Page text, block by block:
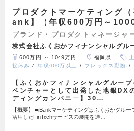
プロダクトマーケティング
ank】（年収600万円～1000
ブランド・プロダクトマネージャ
株式会社ふくおかフィナンシャルグル
600万円 ～ 1049万円 福岡県
祝休み
年収600万以上 フレックス勤務
【ふくおかフィナンシャルグループ
ベンチャーとして出発した地銀DX
ディングカンパニー】30…
【概要】 ■iBankマーケティングはふくおかグル
活用したFinTechサービスの展開を通…